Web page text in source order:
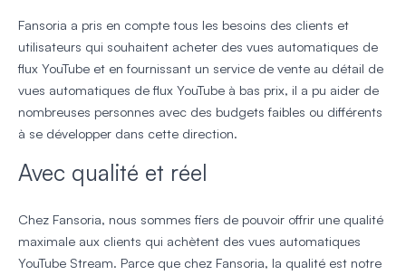
Fansoria a pris en compte tous les besoins des clients et
utilisateurs qui souhaitent acheter des vues automatiques de
flux YouTube et en fournissant un service de vente au détail de
vues automatiques de flux YouTube à bas prix, il a pu aider de
nombreuses personnes avec des budgets faibles ou différents
à se développer dans cette direction.
Avec qualité et réel
Chez Fansoria, nous sommes fiers de pouvoir offrir une qualité
maximale aux clients qui achètent des vues automatiques
YouTube Stream. Parce que chez Fansoria, la qualité est notre